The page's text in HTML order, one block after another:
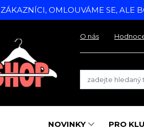
OMLOUVÁME SE, ALE
O nás
NOVINKY PRO